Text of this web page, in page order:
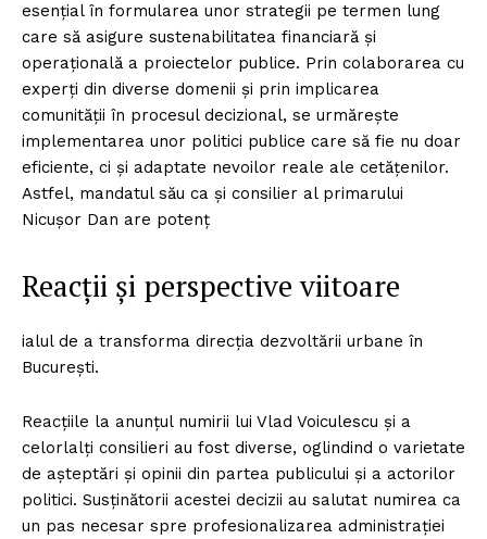
esențial în formularea unor strategii pe termen lung
care să asigure sustenabilitatea financiară și
operațională a proiectelor publice. Prin colaborarea cu
experți din diverse domenii și prin implicarea
comunității în procesul decizional, se urmărește
implementarea unor politici publice care să fie nu doar
eficiente, ci și adaptate nevoilor reale ale cetățenilor.
Astfel, mandatul său ca și consilier al primarului
Nicușor Dan are potenț
Reacții și perspective viitoare
ialul de a transforma direcția dezvoltării urbane în
București.
Reacțiile la anunțul numirii lui Vlad Voiculescu și a
celorlalți consilieri au fost diverse, oglindind o varietate
de așteptări și opinii din partea publicului și a actorilor
politici. Susținătorii acestei decizii au salutat numirea ca
un pas necesar spre profesionalizarea administrației